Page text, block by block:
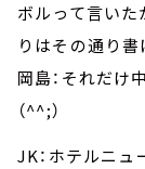
ボルって言いた
りはその通り書
岡島：それだけ
（^^;）
JK：ホテルニュ